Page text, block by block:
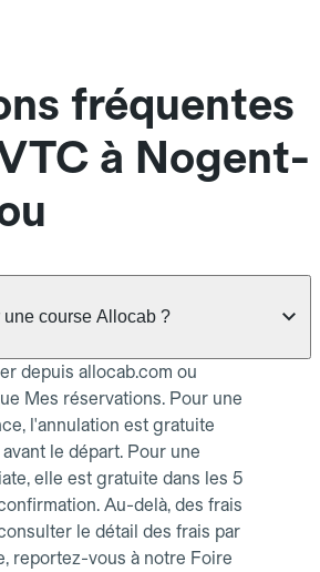
fréquentes
à Nogent-
course Allocab ?
depuis allocab.com ou
Mes réservations. Pour une
l'annulation est gratuite
le départ. Pour une
elle est gratuite dans les 5
Au-delà, des frais
le détail des frais par
reportez-vous à notre Foire